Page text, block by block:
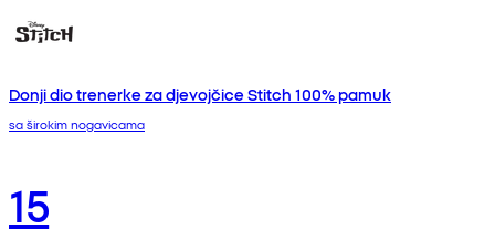
Donji dio trenerke za djevojčice Stitch 100% pamuk
sa širokim nogavicama
15